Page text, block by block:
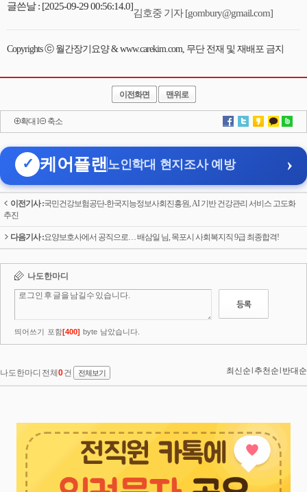
글쓴날 : [2025-09-29 00:56:14.0]
김호중 기자 [gombury@gmail.com]
Copyrights ⓒ 월간장기요양 & www.carekim.com, 무단 전재 및 재배포 금지
이전화면 맨위로
확대 l 축소
✓ 케어플랜노인학대 현지조사 예방 ›
이전기사 :국민건강보험공단-한국지능정보사회진흥원, AI 기반 건강관리 서비스 고도화
추진
다음기사 :요양보호사에서 공직으로… 배삼일 님, 목포시 사회복지직 9급 최종합격!